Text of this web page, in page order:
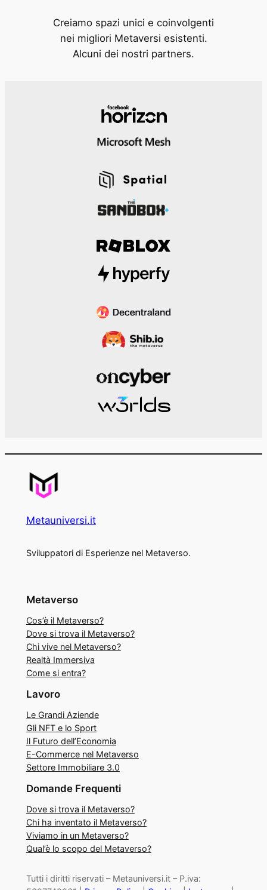
Creiamo spazi unici e coinvolgenti
nei migliori Metaversi esistenti.
Alcuni dei nostri partners.
Metauniversi.it
Sviluppatori di Esperienze nel Metaverso.
Metaverso
Cos’è il Metaverso?
Dove si trova il Metaverso?
Chi vive nel Metaverso?
Realtà Immersiva
Come si entra?
Lavoro
Le Grandi Aziende
Gli NFT e lo Sport
Il Futuro dell’Economia
E-Commerce nel Metaverso
Settore Immobiliare 3.0
Domande Frequenti
Dove si trova il Metaverso?
Chi ha inventato il Metaverso?
Viviamo in un Metaverso?
Qual’è lo scopo del Metaverso?
Tutti i diritti riservati – Metauniversi.it – P.iva: